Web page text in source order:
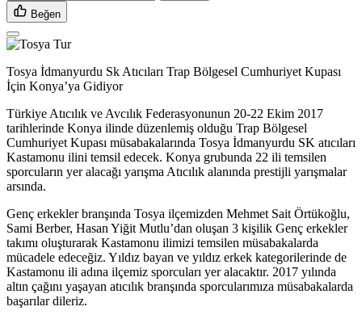
Beğen
Tosya İdmanyurdu Sk Atıcıları Trap Bölgesel Cumhuriyet Kupası
İçin Konya’ya Gidiyor
Türkiye Atıcılık ve Avcılık Federasyonunun 20-22 Ekim 2017
tarihlerinde Konya ilinde düzenlemiş olduğu Trap Bölgesel
Cumhuriyet Kupası müsabakalarında Tosya İdmanyurdu SK atıcıları
Kastamonu ilini temsil edecek. Konya grubunda 22 ili temsilen
sporcuların yer alacağı yarışma Atıcılık alanında prestijli yarışmalar
arsında.
Genç erkekler branşında Tosya ilçemizden Mehmet Sait Örtükoğlu,
Sami Berber, Hasan Yiğit Mutlu’dan oluşan 3 kişilik Genç erkekler
takımı oluşturarak Kastamonu ilimizi temsilen müsabakalarda
mücadele edeceğiz. Yıldız bayan ve yıldız erkek kategorilerinde de
Kastamonu ili adına ilçemiz sporcuları yer alacaktır. 2017 yılında
altın çağını yaşayan atıcılık branşında sporcularımıza müsabakalarda
başarılar dileriz.